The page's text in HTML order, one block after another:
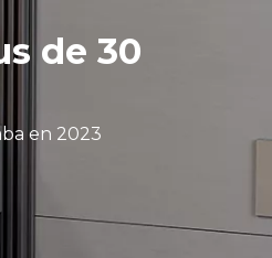
de 30
en 2023